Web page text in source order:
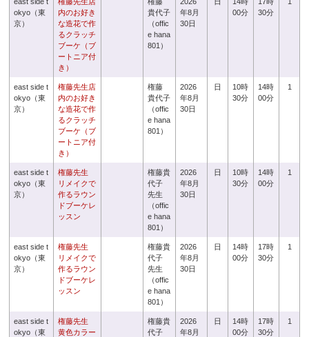
okyo（東
京）
内のお好き
な造花で作
るクラッチ
ブーケ（ブ
ートニア付
き）
貴代子
（offic
e hana
801）
年8月
30日
00分
30分
east side t
okyo（東
京）
権藤先生店
内のお好き
な造花で作
るクラッチ
ブーケ（ブ
ートニア付
き）
権藤
貴代子
（offic
e hana
801）
2026
年8月
30日
日
10時
30分
14時
00分
1
east side t
okyo（東
京）
権藤先生
リメイクで
作るラウン
ドブーケレ
ッスン
権藤貴
代子
先生
（offic
e hana
801）
2026
年8月
30日
日
10時
30分
14時
00分
1
east side t
okyo（東
京）
権藤先生
リメイクで
作るラウン
ドブーケレ
ッスン
権藤貴
代子
先生
（offic
e hana
801）
2026
年8月
30日
日
14時
00分
17時
30分
1
east side t
okyo（東
権藤先生
黄色カラー
権藤貴
代子
2026
年8月
日
14時
00分
17時
30分
1